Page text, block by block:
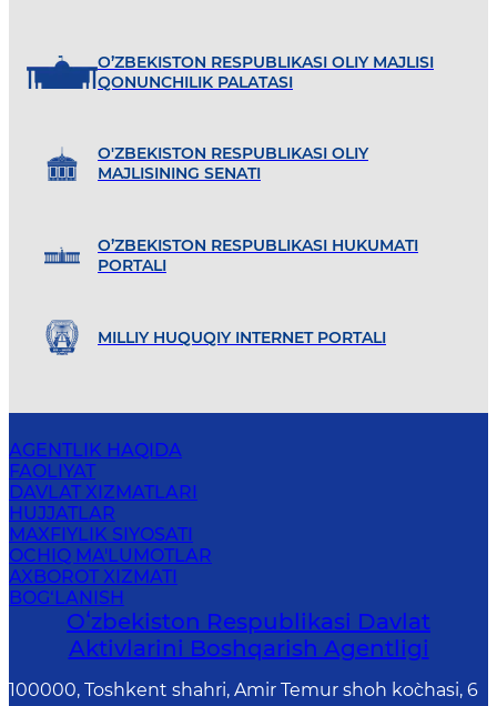
O’ZBEKISTON RESPUBLIKASI OLIY MAJLISI
QONUNCHILIK PALATASI
O'ZBEKISTON RESPUBLIKASI OLIY
MAJLISINING SENATI
O’ZBEKISTON RESPUBLIKASI HUKUMATI
PORTALI
MILLIY HUQUQIY INTERNET PORTALI
AGENTLIK HAQIDA
FAOLIYAT
DAVLAT XIZMATLARI
HUJJATLAR
MAXFIYLIK SIYOSATI
OCHIQ MA'LUMOTLAR
AXBOROT XIZMATI
BOG‘LANISH
Oʻzbekiston Respublikasi Davlat
Aktivlarini Boshqarish Agentligi
100000, Toshkent shahri, Amir Temur shoh ko`chasi, 6